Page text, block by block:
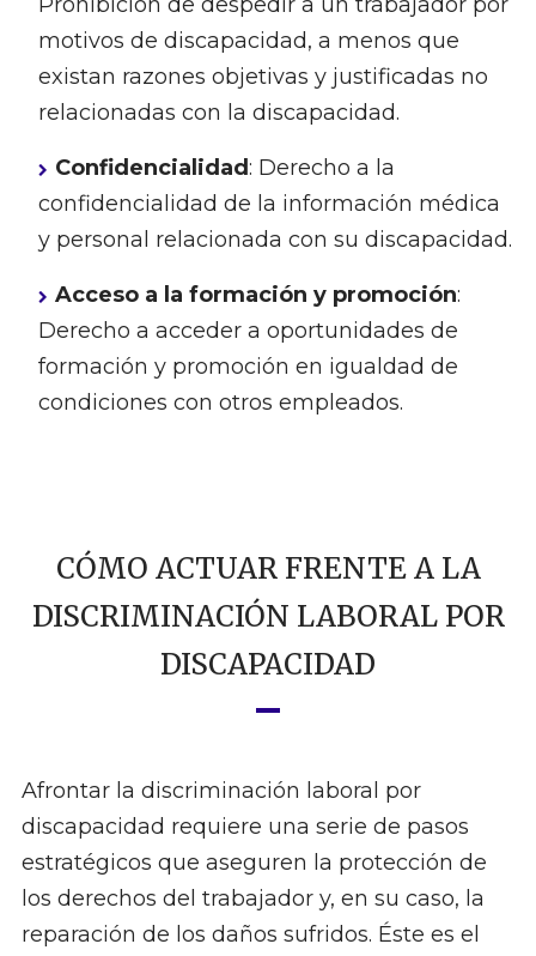
motivos de discapacidad, a menos que
existan razones objetivas y justificadas no
relacionadas con la discapacidad.
Confidencialidad: Derecho a la
confidencialidad de la información médica
y personal relacionada con su discapacidad.
Acceso a la formación y promoción:
Derecho a acceder a oportunidades de
formación y promoción en igualdad de
condiciones con otros empleados.
CÓMO ACTUAR FRENTE A LA
DISCRIMINACIÓN LABORAL POR
DISCAPACIDAD
Afrontar la discriminación laboral por
discapacidad requiere una serie de pasos
estratégicos que aseguren la protección de
los derechos del trabajador y, en su caso, la
reparación de los daños sufridos. Éste es el